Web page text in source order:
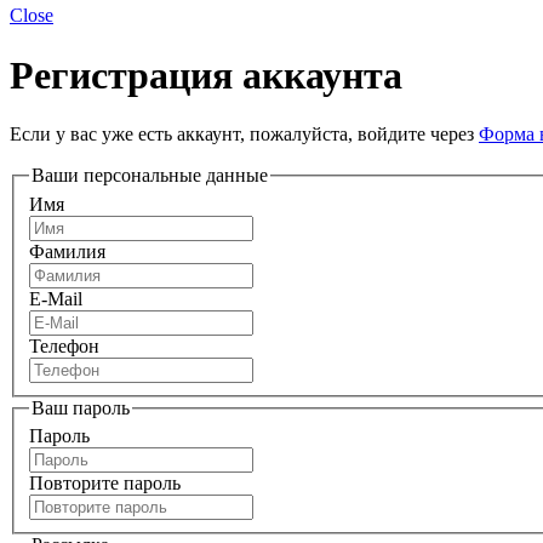
Close
Регистрация аккаунта
Если у вас уже есть аккаунт, пожалуйста, войдите через Форма
Ваши персональные данные
Имя
Фамилия
E-Mail
Телефон
Ваш пароль
Пароль
Повторите пароль